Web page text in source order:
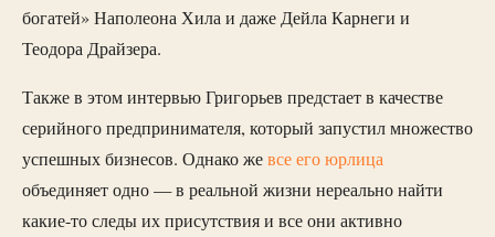
богатей» Наполеона Хила и даже Дейла Карнеги и
Теодора Драйзера.
Также в этом интервью Григорьев предстает в качестве
серийного предпринимателя, который запустил множество
успешных бизнесов. Однако жевсе его юрлица
объединяет одно — в реальной жизни нереально найти
какие-то следы их присутствия и все они активно